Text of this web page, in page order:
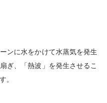
ンに水をかけて水蒸気を発生
ぎ、「熱波」を発生させるこ
。